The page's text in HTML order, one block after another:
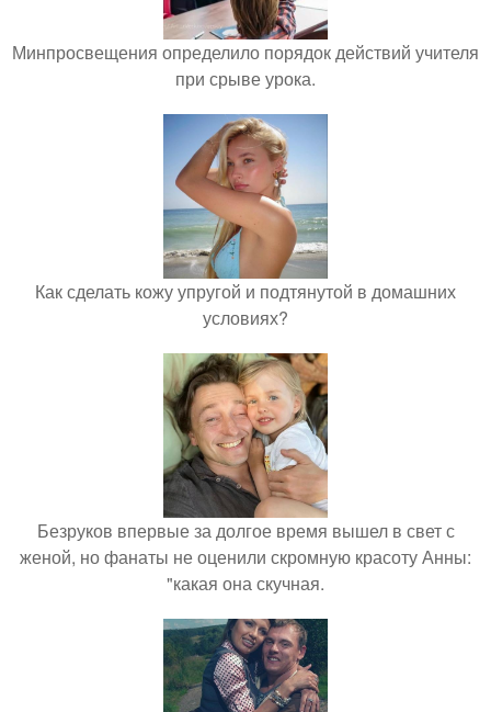
Минпросвещения определило порядок действий учителя
при срыве урока.
Как сделать кожу упругой и подтянутой в домашних
условиях?
Безруков впервые за долгое время вышел в свет с
женой, но фанаты не оценили скромную красоту Анны:
"какая она скучная.